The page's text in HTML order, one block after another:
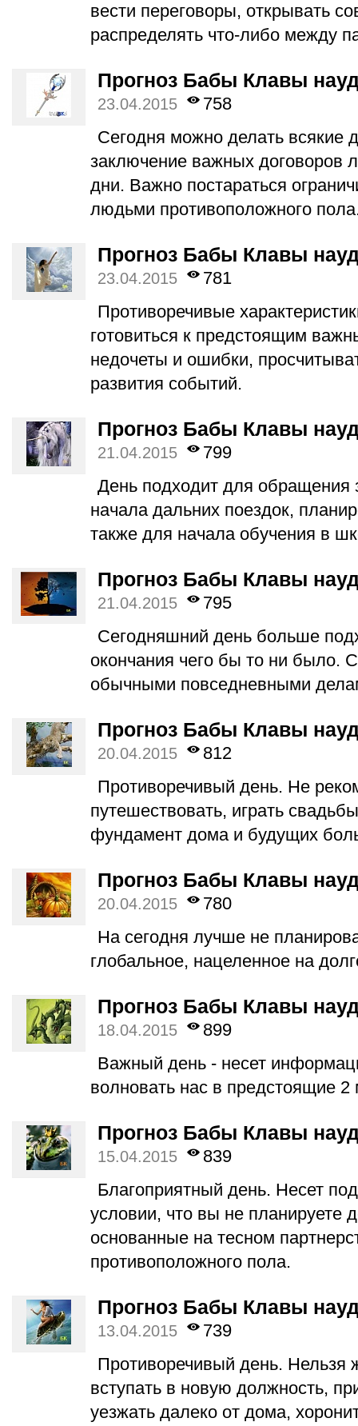
вести переговоры, открывать
распределять что-либо между
Прогноз Бабы Клавы
23.04.2015
758
Сегодня можно делать всякие
заключение важных договоров
дни. Важно постараться
людьми противоположного
Прогноз Бабы Клавы
23.04.2015
781
Противоречивые
готовиться к предстоящим
недочеты и ошибки,
развития событий.
Прогноз Бабы Клавы
21.04.2015
799
День подходит для
начала дальних поездок,
также для начала обучения в
Прогноз Бабы Клавы
21.04.2015
795
Сегодняшний день больше
окончания чего бы то ни было.
обычными повседневными
Прогноз Бабы Клавы
20.04.2015
812
Противоречивый день. Не
путешествовать, играть
фундамент дома и будущих
Прогноз Бабы Клавы
20.04.2015
780
На сегодня лучше не
глобальное, нацеленное на
Прогноз Бабы Клавы
18.04.2015
899
Важный день - несет
волновать нас в предстоящие 2
Прогноз Бабы Клавы
15.04.2015
839
Благоприятный день. Несет
условии, что вы не планируете
основанные на тесном
противоположного пола.
Прогноз Бабы Клавы
13.04.2015
739
Противоречивый день. Нельзя
вступать в новую должность,
уезжать далеко от дома,